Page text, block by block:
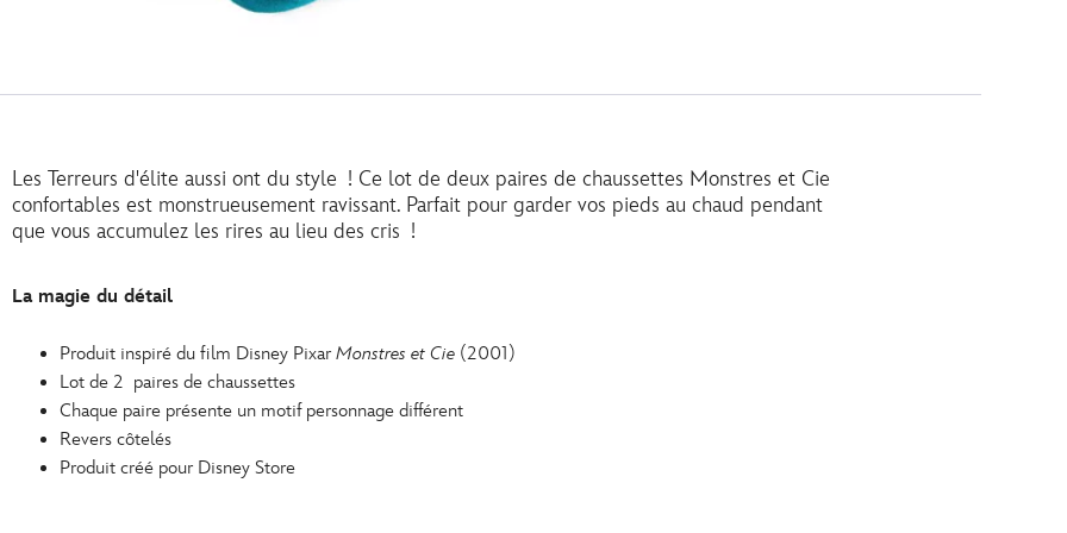
Les Terreurs d'élite aussi ont du style ! Ce lot de deux paires de chaussettes Monstres et Cie
confortables est monstrueusement ravissant. Parfait pour garder vos pieds au chaud pendant
que vous accumulez les rires au lieu des cris !
La magie du détail
Produit inspiré du film Disney Pixar Monstres et Cie (2001)
Lot de 2 paires de chaussettes
Chaque paire présente un motif personnage différent
Revers côtelés
Produit créé pour Disney Store